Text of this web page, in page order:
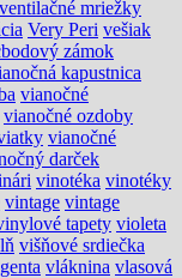
ventilačné mriežky
Very Peri vešiak
zámok
kapustnica
vianočné
vianočné ozdoby
vianočné
darček
vinotéka vinotéky
vintage vintage
tapety violeta
višňové srdiečka
vláknina vlasová